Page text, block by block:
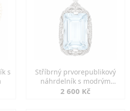
s
Stříbrný prvorepublikový
náhrdelník s modrým
spinelem
2 600 Kč